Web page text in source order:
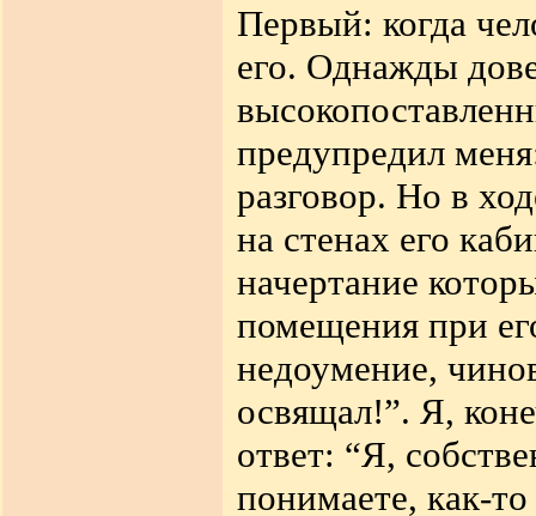
Первый: когда
его. Однажды
предупредил
разговор. Но в
на стенах его
начертание
помещения при
недоумение,
освящал!”. Я,
ответ: “Я,
понимаете, как-то